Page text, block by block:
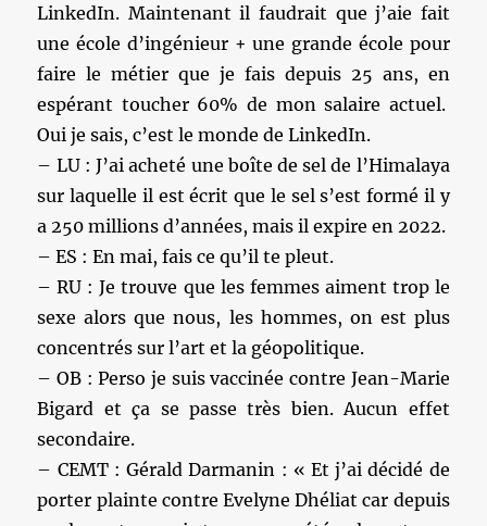
LinkedIn. Maintenant il faudrait que j’aie fait
une école d’ingénieur + une grande école pour
faire le métier que je fais depuis 25 ans, en
espérant toucher 60% de mon salaire actuel.
Oui je sais, c’est le monde de LinkedIn.
– LU : J’ai acheté une boîte de sel de l’Himalaya
sur laquelle il est écrit que le sel s’est formé il y
a 250 millions d’années, mais il expire en 2022.
– ES : En mai, fais ce qu’il te pleut.
– RU : Je trouve que les femmes aiment trop le
sexe alors que nous, les hommes, on est plus
concentrés sur l’art et la géopolitique.
– OB : Perso je suis vaccinée contre Jean-Marie
Bigard et ça se passe très bien. Aucun effet
secondaire.
– CEMT : Gérald Darmanin : « Et j’ai décidé de
porter plainte contre Evelyne Dhéliat car depuis